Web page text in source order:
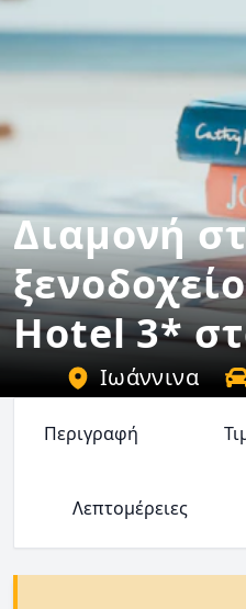
Διαμονή
Hotel 3*
Ιωάννινα
Περιγραφή
Λεπτομέρειες